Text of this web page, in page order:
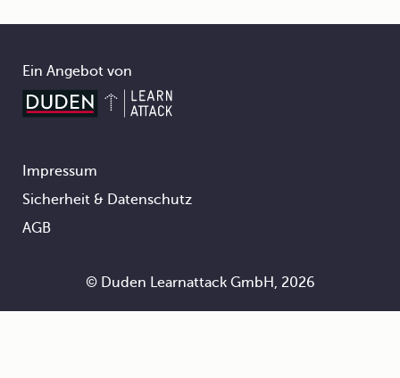
Ein Angebot von
Footer
Impressum
Sicherheit & Datenschutz
AGB
© Duden Learnattack GmbH, 2026